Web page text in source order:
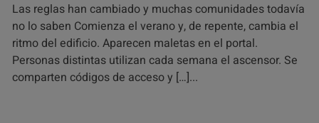
Las reglas han cambiado y muchas comunidades todavía
no lo saben Comienza el verano y, de repente, cambia el
ritmo del edificio. Aparecen maletas en el portal.
Personas distintas utilizan cada semana el ascensor. Se
comparten códigos de acceso y […]